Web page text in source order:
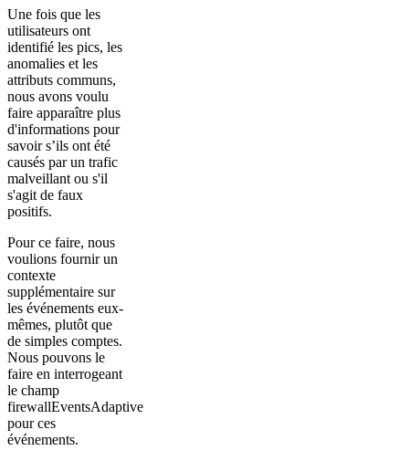
Une fois que les
utilisateurs ont
identifié les pics, les
anomalies et les
attributs communs,
nous avons voulu
faire apparaître plus
d'informations pour
savoir s’ils ont été
causés par un trafic
malveillant ou s'il
s'agit de faux
positifs.
Pour ce faire, nous
voulions fournir un
contexte
supplémentaire sur
les événements eux-
mêmes, plutôt que
de simples comptes.
Nous pouvons le
faire en interrogeant
le champ
firewallEventsAdaptive
pour ces
événements.